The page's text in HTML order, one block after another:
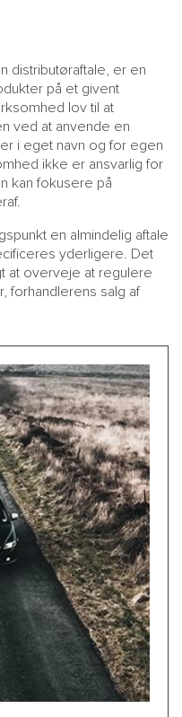
distributøraftale, er en
på et givent
lov til at
ved at anvende en
i eget navn og for egen
ikke er ansvarlig for
kan fokusere på
en almindelig aftale
yderligere. Det
overveje at regulere
forhandlerens salg af